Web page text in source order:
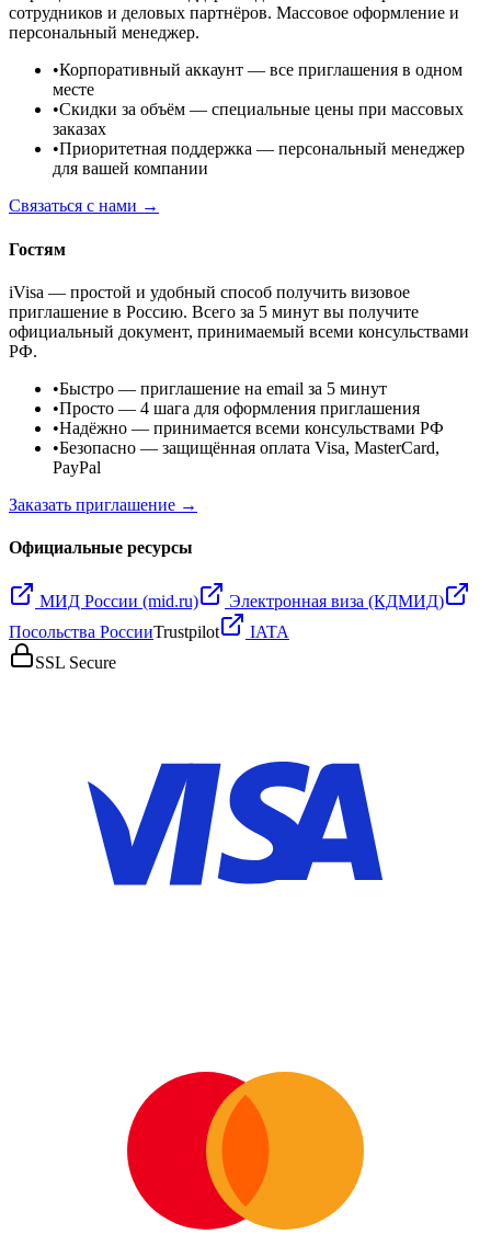
сотрудников и деловых партнёров. Массовое оформление и
персональный менеджер.
•Корпоративный аккаунт — все приглашения в одном
месте
•Скидки за объём — специальные цены при массовых
заказах
•Приоритетная поддержка — персональный менеджер
для вашей компании
Связаться с нами →
Гостям
iVisa — простой и удобный способ получить визовое
приглашение в Россию. Всего за 5 минут вы получите
официальный документ, принимаемый всеми консульствами
РФ.
•Быстро — приглашение на email за 5 минут
•Просто — 4 шага для оформления приглашения
•Надёжно — принимается всеми консульствами РФ
•Безопасно — защищённая оплата Visa, MasterCard,
PayPal
Заказать приглашение →
Официальные ресурсы
МИД России (mid.ru)
Электронная виза (КДМИД)
Посольства РоссииTrustpilot
IATA
SSL Secure